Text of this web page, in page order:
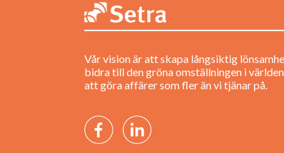
Vår vision är att skapa långsiktig
bidra till den gröna omställningen i
att göra affärer som fler än vi tjänar på.